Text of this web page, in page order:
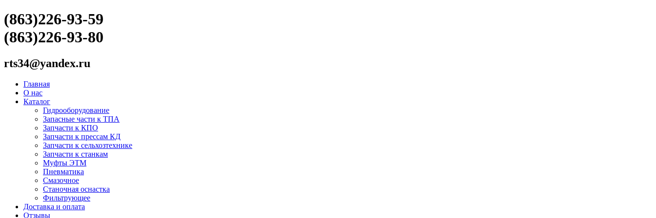
(863)226-93-59
(863)226-93-80
rts34@yandex.ru
Главная
О нас
Каталог
Гидрооборудование
Запасные части к ТПА
Запчасти к КПО
Запчасти к прессам КД
Запчасти к сельхозтехнике
Запчасти к станкам
Муфты ЭТМ
Пневматика
Смазочное
Станочная оснастка
Фильтрующее
Доставка и оплата
Отзывы